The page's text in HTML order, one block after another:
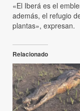
«El Iberá es el
además, el refugio
plantas», expresan.
Relacionado